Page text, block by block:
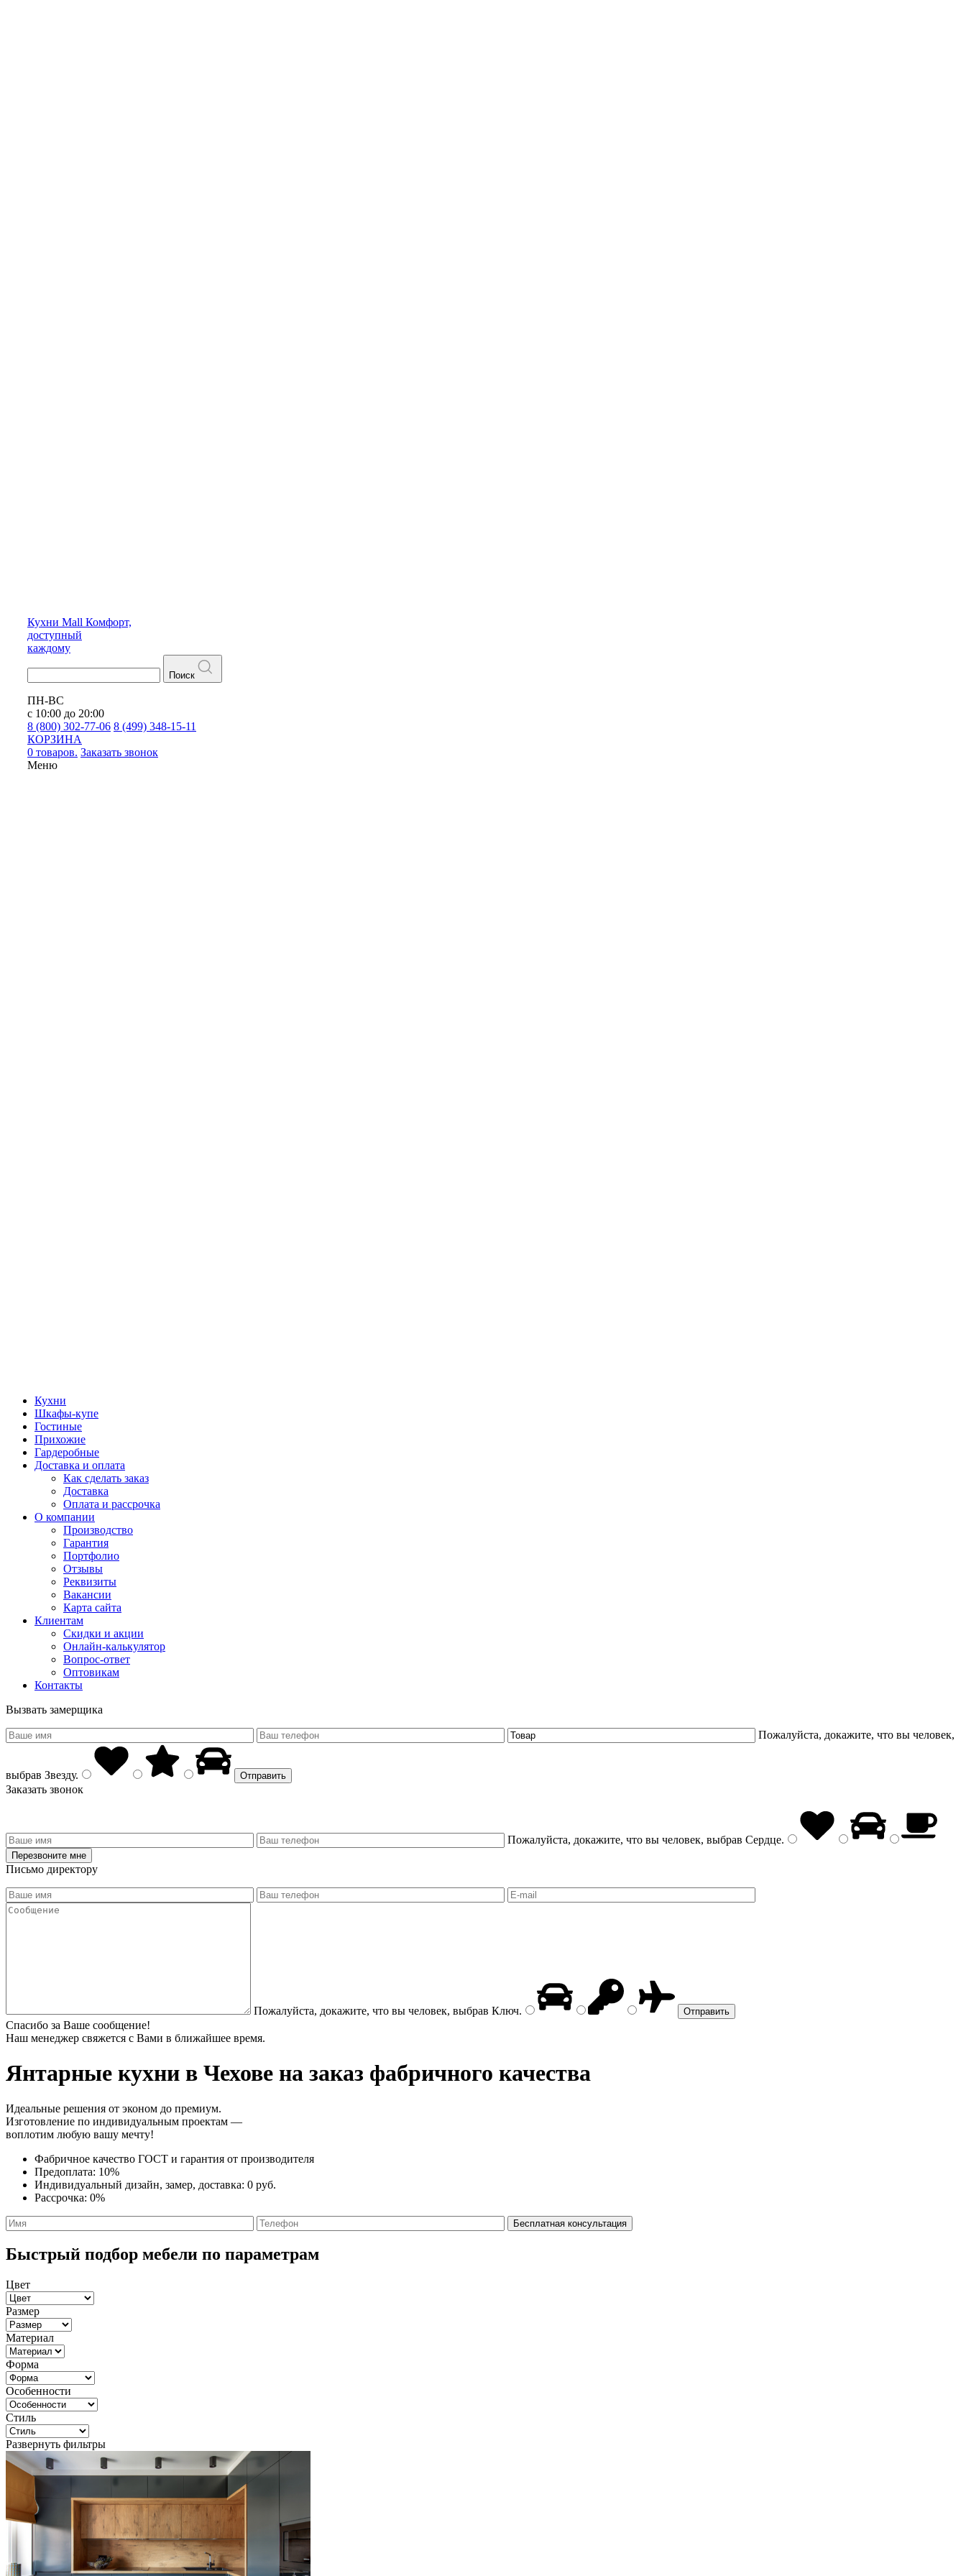
Кухни Mall Комфорт,
доступный
каждому
Поиск
ПН-ВС
с 10:00 до 20:00
8 (800) 302-77-06 8 (499) 348-15-11
КОРЗИНА
0 товаров. Заказать звонок
Меню
Кухни
Шкафы-купе
Гостиные
Прихожие
Гардеробные
Доставка и оплата
Как сделать заказ
Доставка
Оплата и рассрочка
О компании
Производство
Гарантия
Портфолио
Отзывы
Реквизиты
Вакансии
Карта сайта
Клиентам
Скидки и акции
Онлайн-калькулятор
Вопрос-ответ
Оптовикам
Контакты
Вызвать замерщика
Пожалуйста, докажите, что вы человек,
выбрав Звезду.
Заказать звонок
Пожалуйста, докажите, что вы человек, выбрав Сердце.
Письмо директору
Пожалуйста, докажите, что вы человек, выбрав Ключ.
Спасибо за Ваше сообщение!
Наш менеджер свяжется с Вами в ближайшее время.
Янтарные кухни в Чехове на заказ фабричного качества
Идеальные решения от эконом до премиум.
Изготовление по индивидуальным проектам —
воплотим любую вашу мечту!
Фабричное качество ГОСТ и гарантия от производителя
Предоплата: 10%
Индивидуальный дизайн, замер, доставка: 0 руб.
Рассрочка: 0%
Быстрый подбор мебели по параметрам
Цвет
Размер
Материал
Форма
Особенности
Стиль
Развернуть фильтры